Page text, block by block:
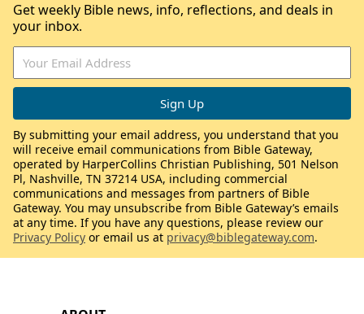
Get weekly Bible news, info, reflections, and deals in
your inbox.
By submitting your email address, you understand that you
will receive email communications from Bible Gateway,
operated by HarperCollins Christian Publishing, 501 Nelson
Pl, Nashville, TN 37214 USA, including commercial
communications and messages from partners of Bible
Gateway. You may unsubscribe from Bible Gateway’s emails
at any time. If you have any questions, please review our
Privacy Policy or email us at privacy@biblegateway.com.